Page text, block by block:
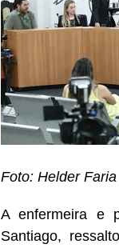
Foto: Helder Faria
A enfermeira e
Santiago,